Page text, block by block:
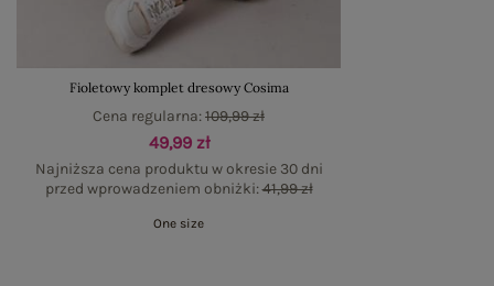
Fioletowy komplet dresowy Cosima
49,99 zł
Najniższa cena produktu w okresie 30 dni
przed wprowadzeniem obniżki:41,99 zł
Cena regularna:109,99 zł
One size